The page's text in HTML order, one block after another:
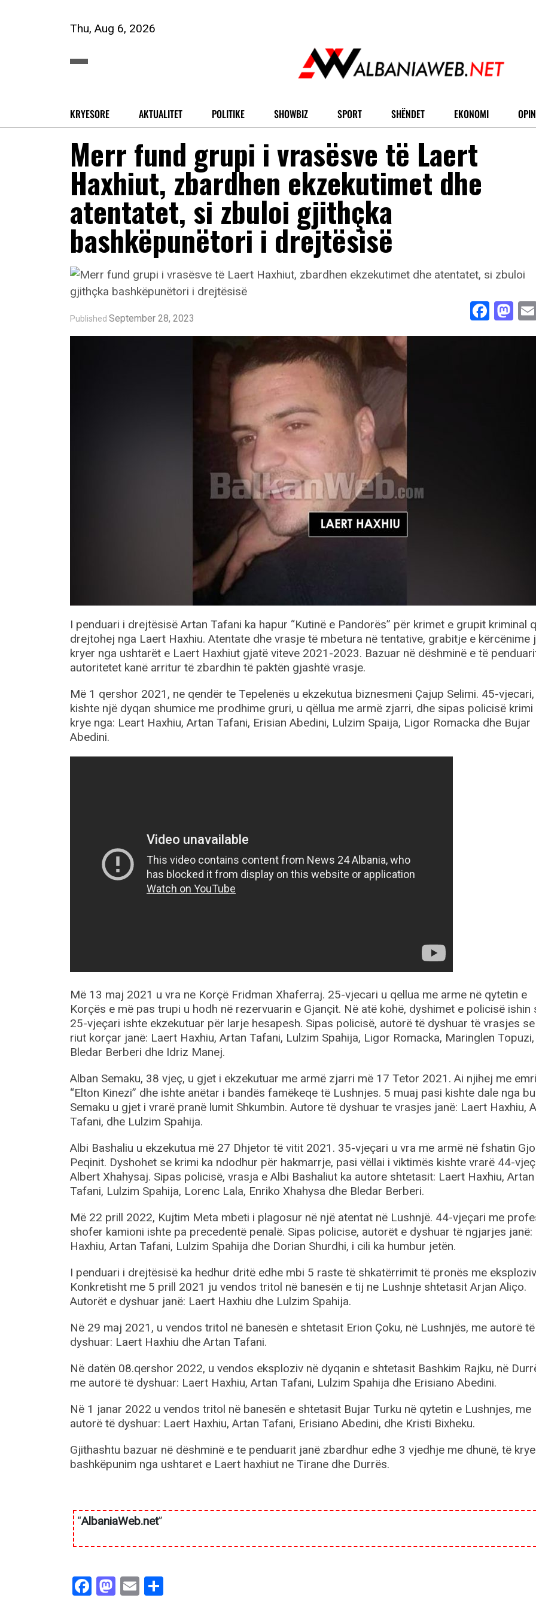
Thu, Aug 6, 2026
KRYESORE AKTUALITET POLITIKE SHOWBIZ SPORT SHËNDET EKONOMI
Merr fund grupi i vrasësve të Laert
Haxhiut, zbardhen ekzekutimet dhe
atentatet, si zbuloi gjithçka
bashkëpunëtori i drejtësisë
Published September 28, 2023
I penduari i drejtësisë Artan Tafani ka hapur “Kutinë e Pandorës” për krimet e grupit kriminal
drejtohej nga Laert Haxhiu. Atentate dhe vrasje të mbetura në tentative, grabitje e kërcënime
kryer nga ushtarët e Laert Haxhiut gjatë viteve 2021-2023. Bazuar në dëshminë e të
autoritetet kanë arritur të zbardhin të paktën gjashtë vrasje.
Më 1 qershor 2021, ne qendër te Tepelenës u ekzekutua biznesmeni Çajup Selimi. 45-
kishte një dyqan shumice me prodhime gruri, u qëllua me armë zjarri, dhe sipas policisë krimi
krye nga: Leart Haxhiu, Artan Tafani, Erisian Abedini, Lulzim Spaija, Ligor Romacka dhe Bujar
Abedini.
Më 13 maj 2021 u vra ne Korçë Fridman Xhaferraj. 25-vjecari u qellua me arme në qytetin e
Korçës e më pas trupi u hodh në rezervuarin e Gjançit. Në atë kohë, dyshimet e policisë ishin
25-vjeçari ishte ekzekutuar për larje hesapesh. Sipas policisë, autorë të dyshuar të vrasjes
riut korçar janë: Laert Haxhiu, Artan Tafani, Lulzim Spahija, Ligor Romacka, Maringlen Topuzi,
Bledar Berberi dhe Idriz Manej.
Alban Semaku, 38 vjeç, u gjet i ekzekutuar me armë zjarri më 17 Tetor 2021. Ai njihej me
“Elton Kinezi” dhe ishte anëtar i bandës famëkeqe të Lushnjes. 5 muaj pasi kishte dale nga
Semaku u gjet i vrarë pranë lumit Shkumbin. Autore të dyshuar te vrasjes janë: Laert Haxhiu,
Tafani, dhe Lulzim Spahija.
Albi Bashaliu u ekzekutua më 27 Dhjetor të vitit 2021. 35-vjeçari u vra me armë në fshatin
Peqinit. Dyshohet se krimi ka ndodhur për hakmarrje, pasi vëllai i viktimës kishte vrarë 44-
Albert Xhahysaj. Sipas policisë, vrasja e Albi Bashaliut ka autore shtetasit: Laert Haxhiu, Artan
Tafani, Lulzim Spahija, Lorenc Lala, Enriko Xhahysa dhe Bledar Berberi.
Më 22 prill 2022, Kujtim Meta mbeti i plagosur në një atentat në Lushnjë. 44-vjeçari me
shofer kamioni ishte pa precedentë penalë. Sipas policise, autorët e dyshuar të ngjarjes janë:
Haxhiu, Artan Tafani, Lulzim Spahija dhe Dorian Shurdhi, i cili ka humbur jetën.
I penduari i drejtësisë ka hedhur dritë edhe mbi 5 raste të shkatërrimit të pronës me
Konkretisht me 5 prill 2021 ju vendos tritol në banesën e tij ne Lushnje shtetasit Arjan Aliço.
Autorët e dyshuar janë: Laert Haxhiu dhe Lulzim Spahija.
Në 29 maj 2021, u vendos tritol në banesën e shtetasit Erion Çoku, në Lushnjës, me autorë të
dyshuar: Laert Haxhiu dhe Artan Tafani.
Në datën 08.qershor 2022, u vendos eksploziv në dyqanin e shtetasit Bashkim Rajku, në
me autorë të dyshuar: Laert Haxhiu, Artan Tafani, Lulzim Spahija dhe Erisiano Abedini.
Në 1 janar 2022 u vendos tritol në banesën e shtetasit Bujar Turku në qytetin e Lushnjes, me
autorë të dyshuar: Laert Haxhiu, Artan Tafani, Erisiano Abedini, dhe Kristi Bixheku.
Gjithashtu bazuar në dëshminë e te penduarit janë zbardhur edhe 3 vjedhje me dhunë, të
bashkëpunim nga ushtaret e Laert haxhiut ne Tirane dhe Durrës.
“AlbaniaWeb.net”
Facebook
Mastodon
Email